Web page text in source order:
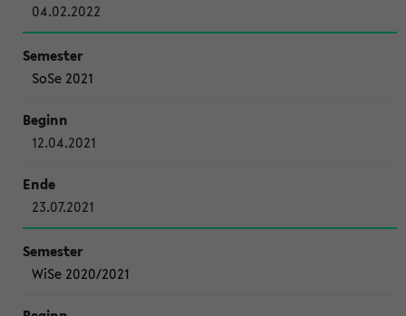
04.02.2022
SoSe 2021
12.04.2021
23.07.2021
WiSe 2020/2021